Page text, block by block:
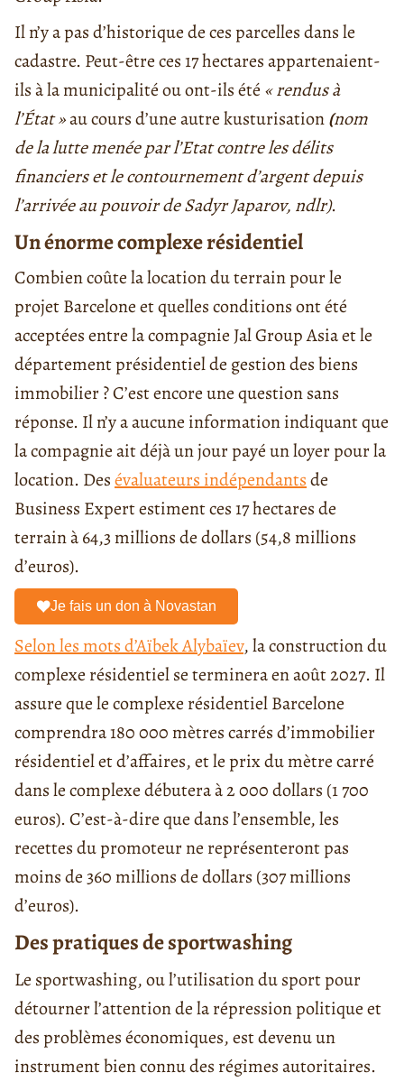
Il n’y a pas d’historique de ces parcelles dans le
cadastre. Peut-être ces 17 hectares appartenaient-
ils à la municipalité ou ont-ils été « rendus à
l’État »au cours d’une autre kusturisation(nom
de la lutte menée par l’Etat contre les délits
financiers et le contournement d’argent depuis
l’arrivée au pouvoir de Sadyr Japarov, ndlr).
Un énorme complexe résidentiel
Combien coûte la location du terrain pour le
projet Barcelone et quelles conditions ont été
acceptées entre la compagnie Jal Group Asia et le
département présidentiel de gestion des biens
immobilier ? C’est encore une question sans
réponse. Il n’y a aucune information indiquant que
la compagnie ait déjà un jour payé un loyer pour la
location. Desévaluateurs indépendantsde
Business Expert estiment ces 17 hectares de
terrain à 64,3 millions de dollars (54,8 millions
d’euros).
Je fais un don à Novastan
Selon les mots d’Aïbek Alybaïev, la construction du
complexe résidentiel se terminera en août 2027. Il
assure que le complexe résidentiel Barcelone
comprendra 180 000 mètres carrés d’immobilier
résidentiel et d’affaires, et le prix du mètre carré
dans le complexe débutera à 2 000 dollars (1 700
euros). C’est-à-dire que dans l’ensemble, les
recettes du promoteur ne représenteront pas
moins de 360 millions de dollars (307 millions
d’euros).
Des pratiques de sportwashing
Le sportwashing, ou l’utilisation du sport pour
détourner l’attention de la répression politique et
des problèmes économiques, est devenu un
instrument bien connu des régimes autoritaires.